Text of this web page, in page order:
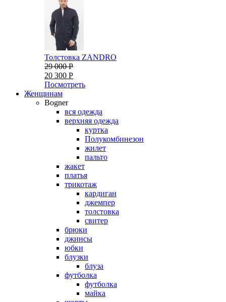
Толстовка ZANDRO
29 000 Р
20 300 Р
Посмотреть
Женщинам
Bogner
вся одежда
верхняя одежда
куртка
Полукомбинезон
жилет
пальто
жакет
платья
трикотаж
кардиган
джемпер
толстовка
свитер
брюки
джинсы
юбки
блузки
блуза
футболка
футболка
майка